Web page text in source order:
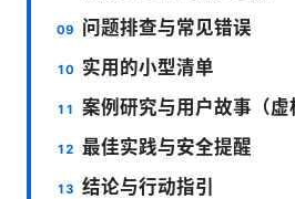
问题排查与常见错误
实用的小型清单
案例研究与用户故事（虚
最佳实践与安全提醒
结论与行动指引